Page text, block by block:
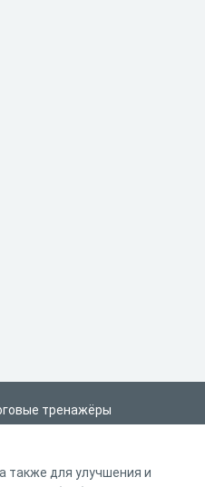
тренажёры
Дистанционного Обучения
также для улучшения и